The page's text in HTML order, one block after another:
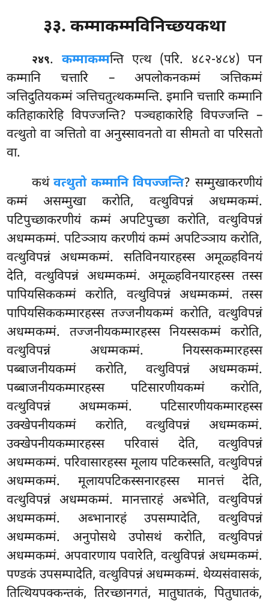
३३. कम्माकम्मविनिच्छयकथा
२४९. कम्माकम्मन्ति एत्थ (परि. ४८२-४८४) पन
कम्मानि चत्तारि – अपलोकनकम्मं ञत्तिकम्मं
ञत्तिदुतियकम्मं ञत्तिचतुत्थकम्मन्ति. इमानि चत्तारि कम्मानि
कतिहाकारेहि विपज्जन्ति? पञ्चहाकारेहि विपज्जन्ति –
वत्थुतो वा ञत्तितो वा अनुस्सावनतो वा सीमतो वा परिसतो
वा.
कथंवत्थुतो कम्मानि विपज्जन्ति? सम्मुखाकरणीयं
कम्मं असम्मुखा करोति, वत्थुविपन्नं अधम्मकम्मं.
पटिपुच्छाकरणीयं कम्मं अपटिपुच्छा करोति, वत्थुविपन्नं
अधम्मकम्मं. पटिञ्ञाय करणीयं कम्मं अपटिञ्ञाय करोति,
वत्थुविपन्नं अधम्मकम्मं. सतिविनयारहस्स अमूळ्हविनयं
देति, वत्थुविपन्नं अधम्मकम्मं. अमूळ्हविनयारहस्स तस्स
पापियसिककम्मं करोति, वत्थुविपन्नं अधम्मकम्मं. तस्स
पापियसिककम्मारहस्स तज्जनीयकम्मं करोति, वत्थुविपन्नं
अधम्मकम्मं. तज्जनीयकम्मारहस्स नियस्सकम्मं करोति,
वत्थुविपन्नं अधम्मकम्मं. नियस्सकम्मारहस्स
पब्बाजनीयकम्मं करोति, वत्थुविपन्नं अधम्मकम्मं.
पब्बाजनीयकम्मारहस्स पटिसारणीयकम्मं करोति,
वत्थुविपन्नं अधम्मकम्मं. पटिसारणीयकम्मारहस्स
उक्खेपनीयकम्मं करोति, वत्थुविपन्नं अधम्मकम्मं.
उक्खेपनीयकम्मारहस्स परिवासं देति, वत्थुविपन्नं
अधम्मकम्मं. परिवासारहस्स मूलाय पटिकस्सति, वत्थुविपन्नं
अधम्मकम्मं. मूलायपटिकस्सनारहस्स मानत्तं देति,
वत्थुविपन्नं अधम्मकम्मं. मानत्तारहं अब्भेति, वत्थुविपन्नं
अधम्मकम्मं. अब्भानारहं उपसम्पादेति, वत्थुविपन्नं
अधम्मकम्मं. अनुपोसथे उपोसथं करोति, वत्थुविपन्नं
अधम्मकम्मं. अपवारणाय पवारेति, वत्थुविपन्नं अधम्मकम्मं.
पण्डकं उपसम्पादेति, वत्थुविपन्नं अधम्मकम्मं. थेय्यसंवासकं,
तित्थियपक्कन्तकं, तिरच्छानगतं, मातुघातकं, पितुघातकं,